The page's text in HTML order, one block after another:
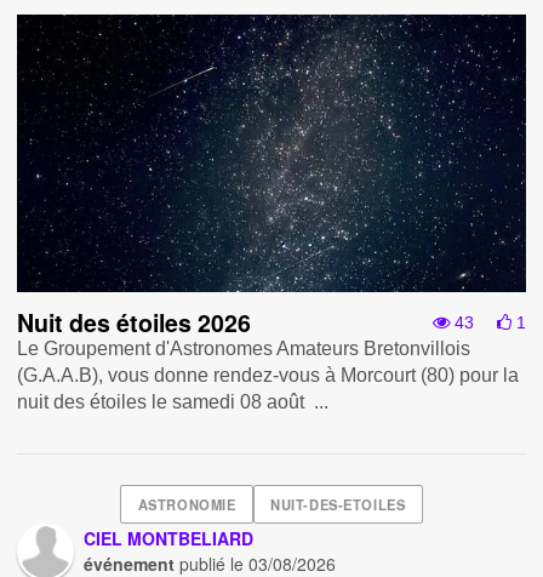
43 1
Nuit des étoiles 2026
Le Groupement d'Astronomes Amateurs Bretonvillois
(G.A.A.B), vous donne rendez-vous à Morcourt (80) pour la
nuit des étoiles le samedi 08 août ...
ASTRONOMIE NUIT-DES-ETOILES
CIEL MONTBELIARD
événement publié le03/08/2026